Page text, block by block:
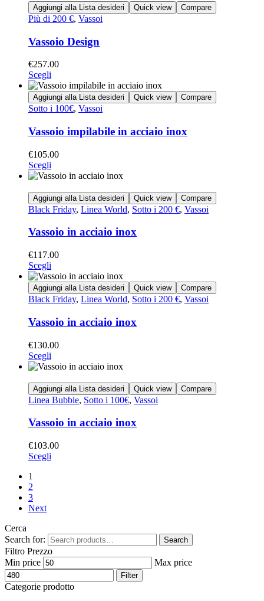
Aggiungi alla Lista desideri Quick view Compare
Più di 200 €, Vassoi
Vassoio Design
€257.00
Scegli
Aggiungi alla Lista desideri Quick view Compare
Sotto i 100€, Vassoi
Vassoio impilabile in acciaio inox
€105.00
Scegli
Aggiungi alla Lista desideri Quick view Compare
Black Friday, Linea World, Sotto i 200 €, Vassoi
Vassoio in acciaio inox
€117.00
Scegli
Aggiungi alla Lista desideri Quick view Compare
Black Friday, Linea World, Sotto i 200 €, Vassoi
Vassoio in acciaio inox
€130.00
Scegli
Aggiungi alla Lista desideri Quick view Compare
Linea Bubble, Sotto i 100€, Vassoi
Vassoio in acciaio inox
€103.00
Scegli
1
2
3
Next
Cerca
Search for:
Search
Filtro Prezzo
Min price
Max price
Filter
Categorie prodotto